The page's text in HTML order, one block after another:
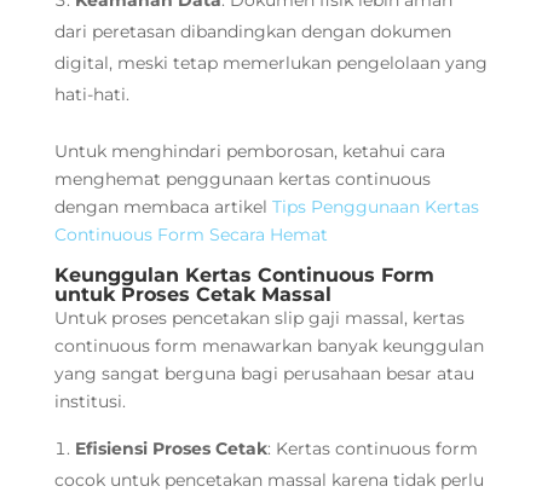
dari peretasan dibandingkan dengan dokumen
digital, meski tetap memerlukan pengelolaan yang
hati-hati.
Untuk menghindari pemborosan, ketahui cara
menghemat penggunaan kertas continuous
dengan membaca artikel Tips Penggunaan Kertas
Continuous Form Secara Hemat
Keunggulan Kertas Continuous Form
untuk Proses Cetak Massal
Untuk proses pencetakan slip gaji massal, kertas
continuous form menawarkan banyak keunggulan
yang sangat berguna bagi perusahaan besar atau
institusi.
Efisiensi Proses Cetak: Kertas continuous form
cocok untuk pencetakan massal karena tidak perlu